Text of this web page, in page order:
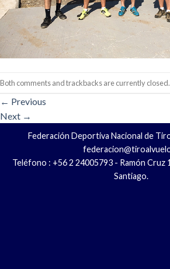
Both comments and trackbacks are currently closed.
← Previous
Next →
Federación Deportiva Nacional de
Teléfono : +56 2 24005793 - Ramón Cruz
Santiago.